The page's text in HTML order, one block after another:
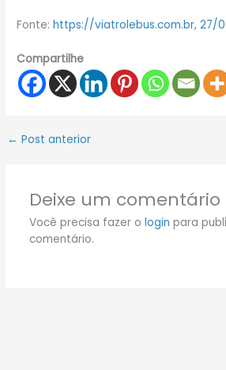
Fonte:https://viatrolebus.com.br, 27/
Compartilhe
← Post anterior
Deixe um comentário
Você precisa fazer o login para
comentário.